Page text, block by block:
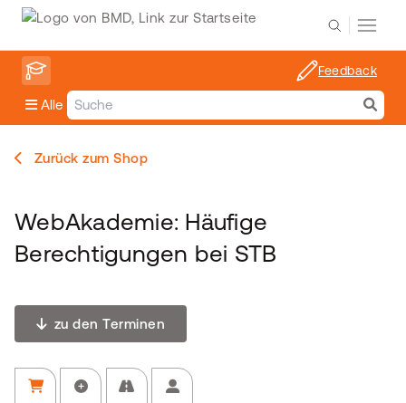
Alle
Feedback
Zurück zum Shop
WebAkademie: Häufige
Berechtigungen bei STB
zu den Terminen